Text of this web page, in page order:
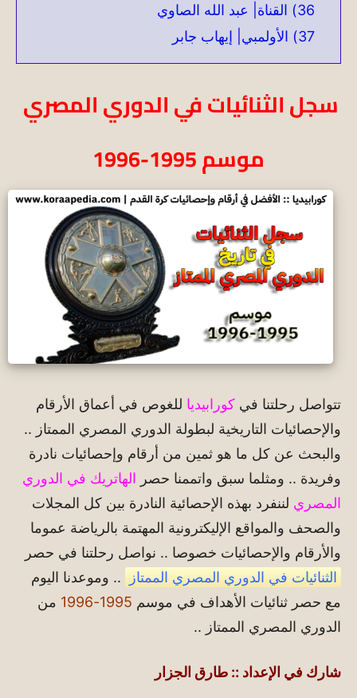
36) القناة| عبد الله الصاوي
37) الأولمبي| إيهاب جابر
سجل الثنائيات في الدوري المصري
موسم 1995-1996
تتواصل رحلتنا في كورابيديا للغوص في أعماق الأرقام
والإحصائيات التاريخية لبطولة الدوري المصري الممتاز ..
والبحث عن كل ما هو ثمين من أرقام وإحصائيات نادرة
وفريدة .. ومثلما سبق واتممنا حصر الهاتريك في الدوري
المصري لننفرد بهذه الإحصائية النادرة بين كل المجلات
والصحف والمواقع الإليكترونية المهتمة بالرياضة عموما
والأرقام والإحصائيات خصوصا .. نواصل رحلتنا في حصر
الثنائيات في الدوري المصري الممتاز
.. وموعدنا اليوم
مع حصر ثنائيات الأهداف في موسم 1995-1996
من
الدوري المصري الممتاز ..
شارك في الإعداد :: طارق الجزار